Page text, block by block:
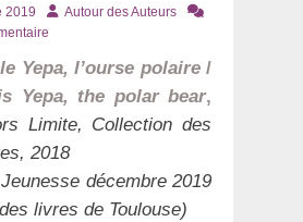
2019 AuteurAutour des Auteurs
Yepa, l’ourse polaire/
Yepa, the polar bear,
Limite, Collection des
2018
décembre 2019
livres de Toulouse)